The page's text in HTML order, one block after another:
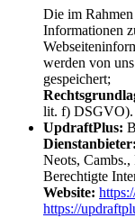
Die im
Informationen
werden von
gespeichert;
lit. f) DSGVO).
UpdraftPlus:
Dienstanbieter:
Neots,
Berechtigte
Website:
https://